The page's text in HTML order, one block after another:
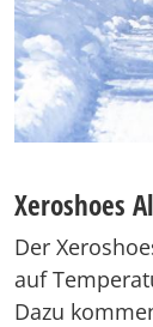
Xeroshoes
Der
auf
Dazu